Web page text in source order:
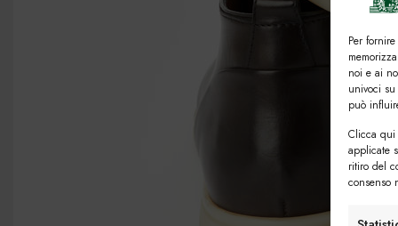
Per
noi e ai
univoci
può
Clicca qui
applicate
ritiro del
consenso